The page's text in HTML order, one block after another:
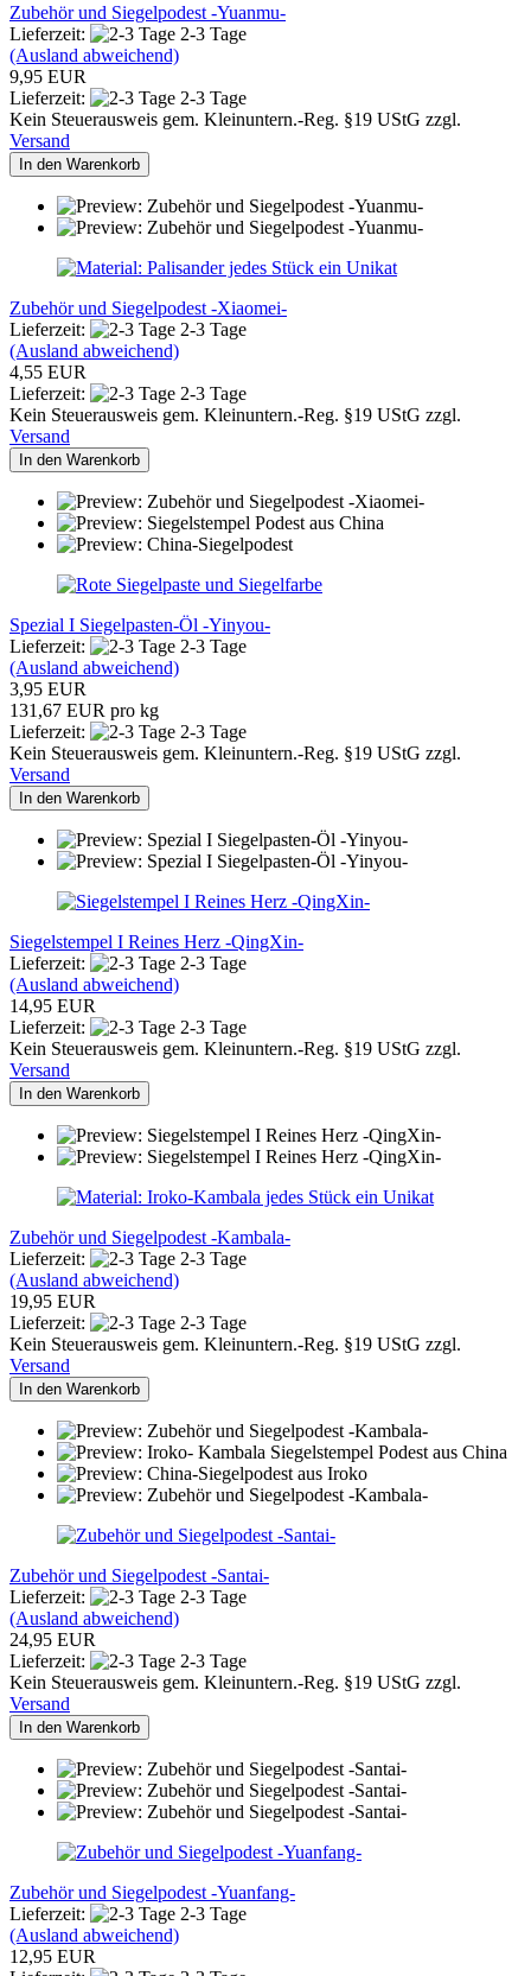
Zubehör und Siegelpodest -Yuanmu-
Lieferzeit:
2-3 Tage
(Ausland abweichend)
9,95 EUR
Lieferzeit:
2-3 Tage
Kein Steuerausweis gem. Kleinuntern.-Reg. §19 UStG zzgl.
Versand
In den Warenkorb
Zubehör und Siegelpodest -Xiaomei-
Lieferzeit:
2-3 Tage
(Ausland abweichend)
4,55 EUR
Lieferzeit:
2-3 Tage
Kein Steuerausweis gem. Kleinuntern.-Reg. §19 UStG zzgl.
Versand
In den Warenkorb
Spezial I Siegelpasten-Öl -Yinyou-
Lieferzeit:
2-3 Tage
(Ausland abweichend)
3,95 EUR
131,67 EUR pro kg
Lieferzeit:
2-3 Tage
Kein Steuerausweis gem. Kleinuntern.-Reg. §19 UStG zzgl.
Versand
In den Warenkorb
Siegelstempel I Reines Herz -QingXin-
Lieferzeit:
2-3 Tage
(Ausland abweichend)
14,95 EUR
Lieferzeit:
2-3 Tage
Kein Steuerausweis gem. Kleinuntern.-Reg. §19 UStG zzgl.
Versand
In den Warenkorb
Zubehör und Siegelpodest -Kambala-
Lieferzeit:
2-3 Tage
(Ausland abweichend)
19,95 EUR
Lieferzeit:
2-3 Tage
Kein Steuerausweis gem. Kleinuntern.-Reg. §19 UStG zzgl.
Versand
In den Warenkorb
Zubehör und Siegelpodest -Santai-
Lieferzeit:
2-3 Tage
(Ausland abweichend)
24,95 EUR
Lieferzeit:
2-3 Tage
Kein Steuerausweis gem. Kleinuntern.-Reg. §19 UStG zzgl.
Versand
In den Warenkorb
Zubehör und Siegelpodest -Yuanfang-
Lieferzeit:
2-3 Tage
(Ausland abweichend)
12,95 EUR